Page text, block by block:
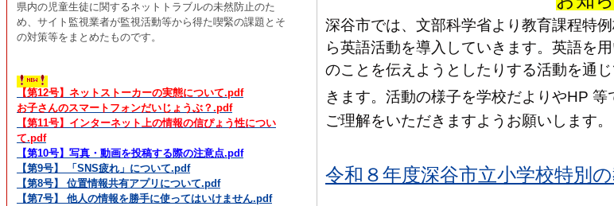
県内の児童生徒に関するネットトラブルの未然防止のた
め、サイト監視業者が監視活動等から得た喫緊の課題とそ
の対策等をまとめたものです。
【第12号】ネットストーカーの実態について.pdf
お子さんのスマートフォンだいじょうぶ？.pdf
【第11号】インターネット上の情報の信ぴょう性につい
て.pdf
【第10号】写真・動画を投稿する際の注意点.pdf
【第9号】 「SNS疲れ」について.pdf
【第8号】 位置情報共有アプリについて.pdf
【第7号】 他人の情報を勝手に使ってはいけません.pdf
深谷市では、文部科学省より教育課程特
ら英語活動を導入していきます。英語を
のことを伝えようとしたりする活動を通
きます。活動の様子を学校だよりやHP
ご理解をいただきますようお願いします。
令和８年度深谷市立小学校特別